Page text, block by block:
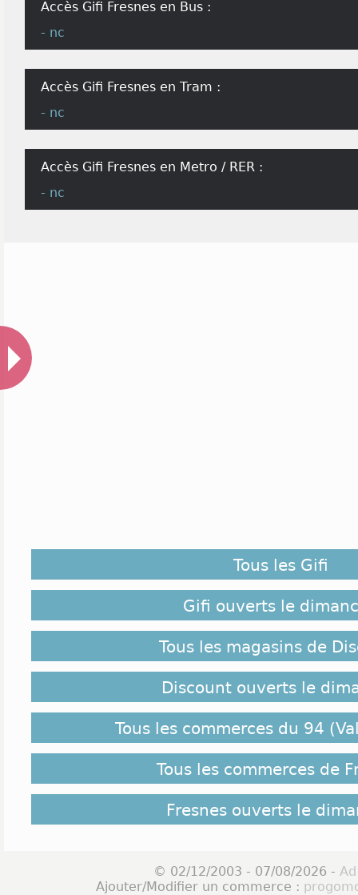
Accès Gifi Fresnes en Bus :
- nc
Accès Gifi Fresnes en Tram :
- nc
Accès Gifi Fresnes en Metro / RER :
- nc
Tous les Gifi
Gifi ouverts le
Tous les magasins de
Discount ouverts le
Tous les commerces du 94
Tous les commerces de
Fresnes ouverts le
© 02/12/2003 - 07/08/2026 -
Ajouter/Modifier un commerce :